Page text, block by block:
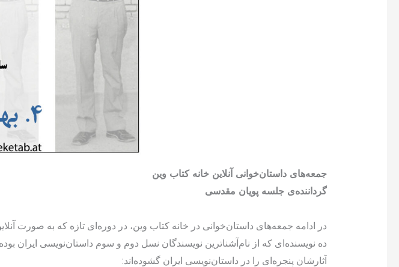
جمعه‌های داستان‌خوانی آنلاین خانه کتاب وین
گرداننده‌ی جلسه پویان مقدسی
در ادامه جمعه‌های داستان‌خوانی در خانه کتاب وین، در دوره‌ای تازه که به صورت
ده نویسنده‌ای که از نام‌آشناترین نویسندگان نسل دوم و سوم داستان‌نویسی
آثارشان پنجره‌ای را در داستان‌نویسی ایران گشوده‌اند: